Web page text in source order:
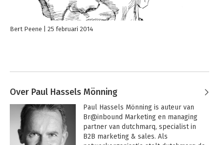
Bert Peene 25 februari 2014
Over Paul Hassels Mönning
Paul Hassels Mönning is auteur van
Br@inbound Marketing en managing
partner van dutchmarq, specialist in
B2B marketing & sales. Als